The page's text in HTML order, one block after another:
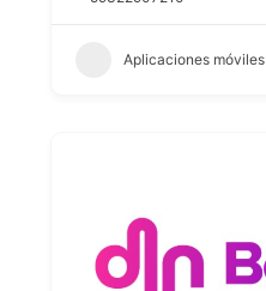
Aplicaciones móviles